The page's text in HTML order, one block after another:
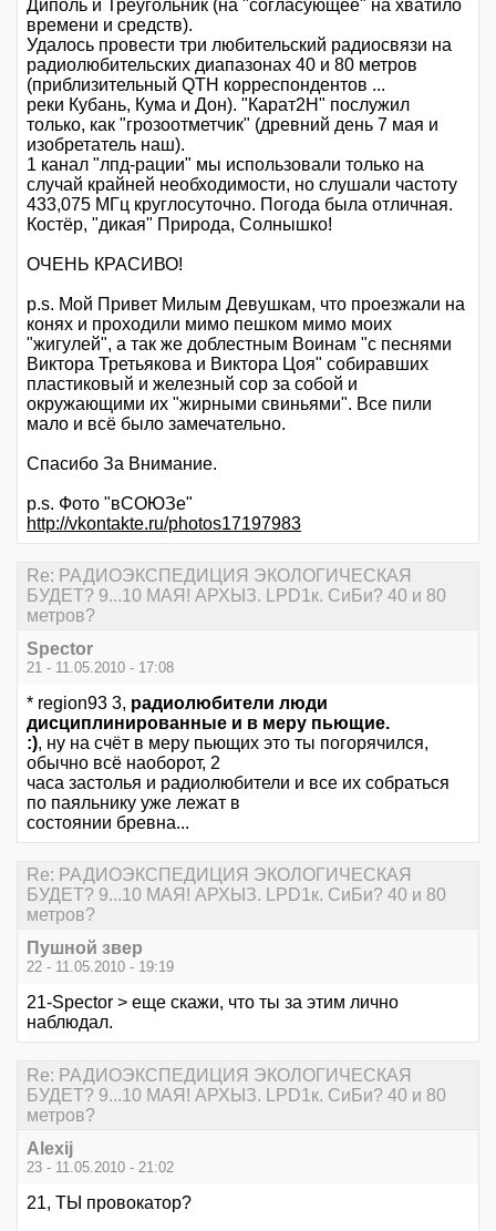
Диполь и Треугольник (на "согласующее" на хватило
времени и средств).
Удалось провести три любительский радиосвязи на
радиолюбительских диапазонах 40 и 80 метров
(приблизительный QTH корреспондентов ...
реки Кубань, Кума и Дон). "Карат2Н" послужил
только, как "грозоотметчик" (древний день 7 мая и
изобретатель наш).
1 канал "лпд-рации" мы использовали только на
случай крайней необходимости, но слушали частоту
433,075 МГц круглосуточно. Погода была отличная.
Костёр, "дикая" Природа, Солнышко!
ОЧЕНЬ КРАСИВО!
p.s. Мой Привет Милым Девушкам, что проезжали на
конях и проходили мимо пешком мимо моих
"жигулей", а так же доблестным Воинам "с песнями
Виктора Третьякова и Виктора Цоя" собиравших
пластиковый и железный сор за собой и
окружающими их "жирными свиньями". Все пили
мало и всё было замечательно.
Спасибо За Внимание.
p.s. Фото "вСОЮЗе"
http://vkontakte.ru/photos17197983
Re: РАДИОЭКСПЕДИЦИЯ ЭКОЛОГИЧЕСКАЯ
БУДЕТ? 9...10 МАЯ! АРХЫЗ. LPD1к. СиБи? 40 и 80
метров?
Spector
21 - 11.05.2010 - 17:08
* region93 3, радиолюбители люди
дисциплинированные и в меру пьющие.
:), ну на счёт в меру пьющих это ты погорячился,
обычно всё наоборот, 2
часа застолья и радиолюбители и все их собраться
по паяльнику уже лежат в
состоянии бревна...
Re: РАДИОЭКСПЕДИЦИЯ ЭКОЛОГИЧЕСКАЯ
БУДЕТ? 9...10 МАЯ! АРХЫЗ. LPD1к. СиБи? 40 и 80
метров?
Пушной звер
22 - 11.05.2010 - 19:19
21-Spector > еще скажи, что ты за этим лично
наблюдал.
Re: РАДИОЭКСПЕДИЦИЯ ЭКОЛОГИЧЕСКАЯ
БУДЕТ? 9...10 МАЯ! АРХЫЗ. LPD1к. СиБи? 40 и 80
метров?
Alexij
23 - 11.05.2010 - 21:02
21, ТЫ провокатор?